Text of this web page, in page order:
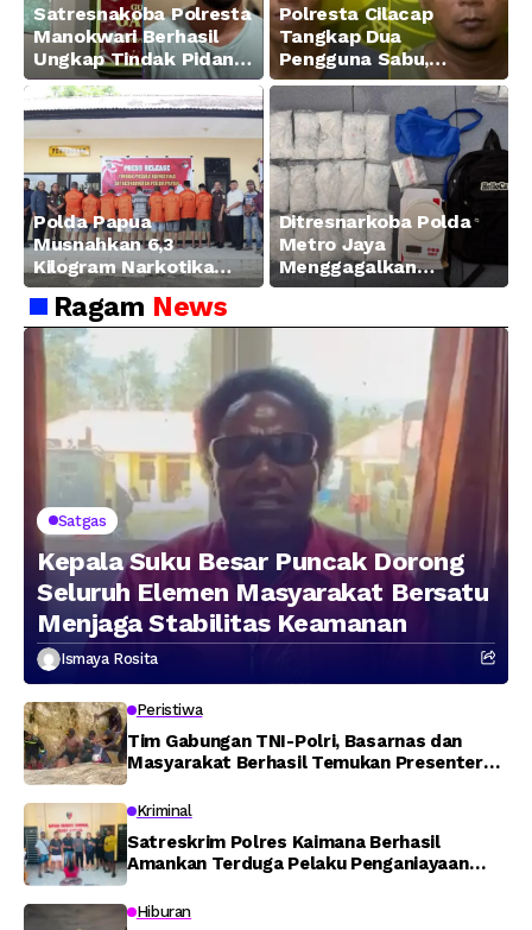
Satresnakoba Polresta
Manokwari Berhasil
Ungkap Tindak Pidana
Narkotika Golongan I
Jenis Sabu di Jalan
Swapen Perkebunan
Manokwari
Polresta Cilacap
Tangkap Dua
Pengguna Sabu,
Amankan Paket 0,34
Gram
Polda Papua
Musnahkan 6,3
Kilogram Narkotika
Hasil Pengungkapan
Jaringan Lintas
Wilayah Februari 2026
Ditresnarkoba Polda
Metro Jaya
Menggagalkan
Peredaran Sabu 5,3 Kg
Ragam News
Satgas
Kepala Suku Besar Puncak Dorong
Seluruh Elemen Masyarakat Bersatu
Menjaga Stabilitas Keamanan
Ismaya Rosita
Peristiwa
Tim Gabungan TNI-Polri, Basarnas dan
Masyarakat Berhasil Temukan Presenter
Memti
Kriminal
Satreskrim Polres Kaimana Berhasil
Amankan Terduga Pelaku Penganiayaan
Hiburan